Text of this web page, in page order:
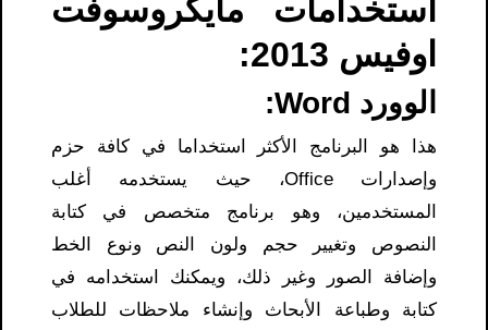
استخدامات مايكروسوفت
اوفيس 2013:
الوورد Word:
هذا هو البرنامج الأكثر استخداما في كافة حزم
وإصدارات Office، حيث يستخدمه أغلب
المستخدمين، وهو برنامج متخصص في كتابة
النصوص وتغيير حجم ولون النص ونوع الخط
وإضافة الصور وغير ذلك، ويمكنك استخدامه في
كتابة وطباعة الأبحاث وإنشاء ملاحظات للطلاب